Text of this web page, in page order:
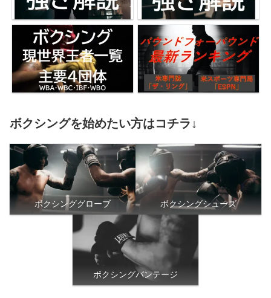
ボクシングを始めたい方はコチラ↓
ボクシンググローブ ボクシングシューズ
ボクシングバンテージ